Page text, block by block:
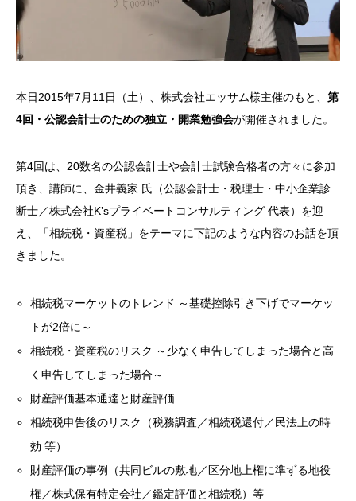
本日2015年7月11日（土）、株式会社エッサム様主催のもと、 第
4回・公認会計士のための独立・開業勉強会が開催されました。
第4回は、20数名の公認会計士や会計士試験合格者の方々に参加
頂き、講師に、金井義家 氏（公認会計士・税理士・中小企業診
断士／株式会社K’sプライベートコンサルティング 代表）を迎
え、「相続税・資産税」をテーマに下記のような内容のお話を頂
きました。
相続税マーケットのトレンド ～基礎控除引き下げでマーケッ
トが2倍に～
相続税・資産税のリスク ～少なく申告してしまった場合と高
く申告してしまった場合～
財産評価基本通達と財産評価
相続税申告後のリスク（税務調査／相続税還付／民法上の時
効 等）
財産評価の事例（共同ビルの敷地／区分地上権に準ずる地役
権／株式保有特定会社／鑑定評価と相続税）等